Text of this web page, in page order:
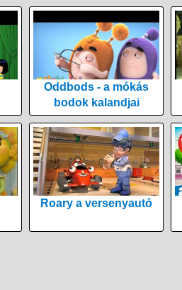
Oddbods - a mókás
bodok kalandjai
Roary a versenyautó